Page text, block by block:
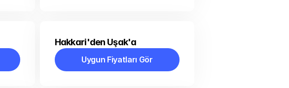
Hakkari'den Uşak'a
Uygun Fiyatları Gör
Uygun Fiyatları Gör